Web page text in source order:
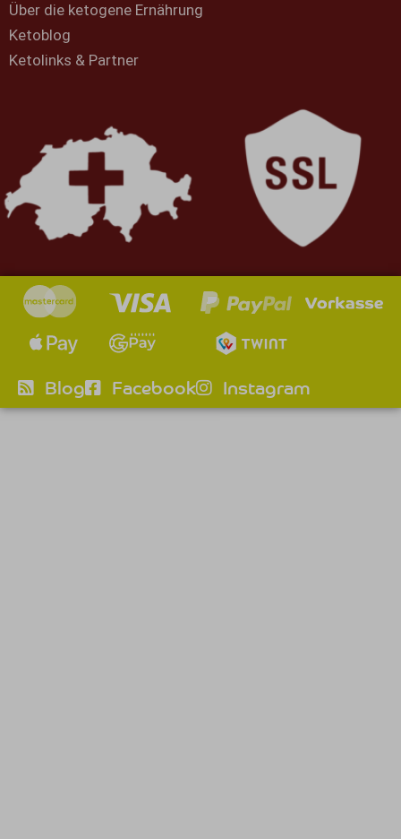
Über die ketogene Ernährung
Ketoblog
Ketolinks & Partner
Blog Facebook Instagram